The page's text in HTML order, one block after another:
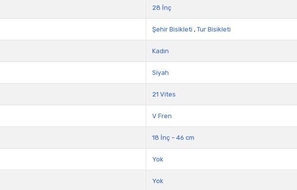
28 İnç
Şehir Bisikleti ,Tur Bisikleti
Kadın
Siyah
21 Vites
V Fren
18 İnç – 46 cm
Yok
Yok